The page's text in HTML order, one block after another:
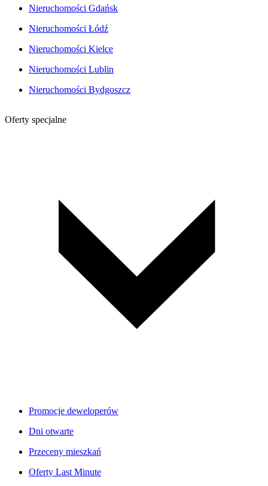
Nieruchomości Gdańsk
Nieruchomości Łódź
Nieruchomości Kielce
Nieruchomości Lublin
Nieruchomości Bydgoszcz
Oferty specjalne
Promocje deweloperów
Dni otwarte
Przeceny mieszkań
Oferty Last Minute